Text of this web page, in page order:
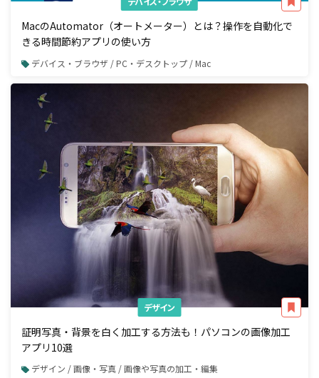
MacのAutomator（オートメーター）とは？操作を自動化で
きる時間節約アプリの使い方
デバイス・ブラウザ / PC・デスクトップ / Mac
デザイン
証明写真・背景を白く加工する方法も！パソコンの画像加工
アプリ10選
デザイン / 画像・写真 / 画像や写真の加工・編集